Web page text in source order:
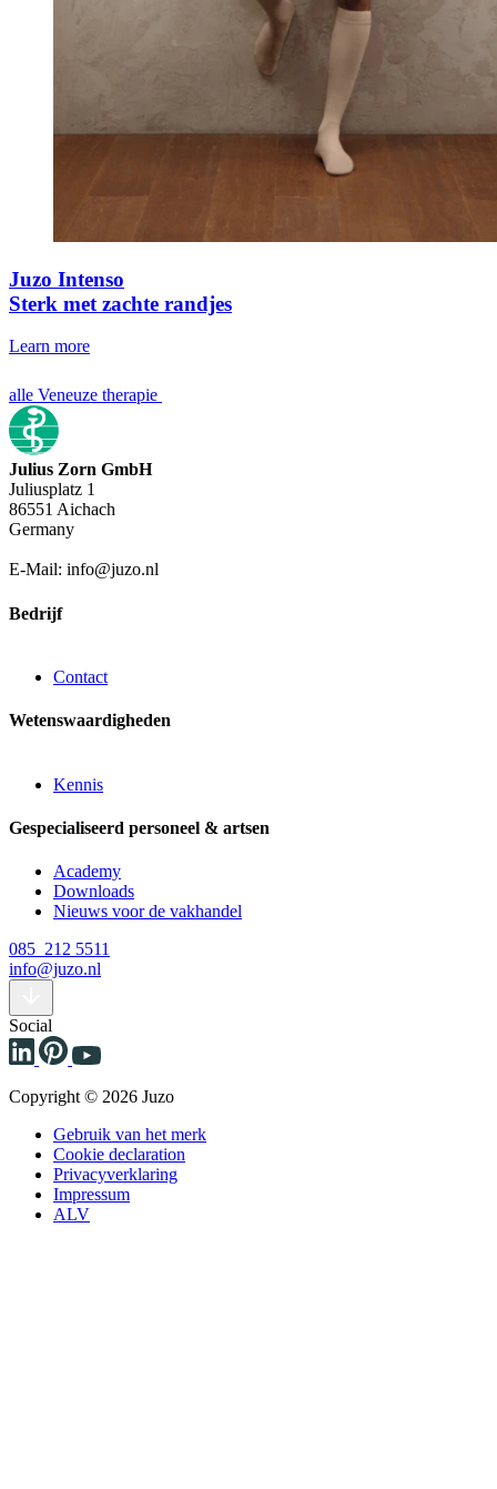
Juzo Intenso
Sterk met zachte randjes
Learn more
alle Veneuze therapie
Julius Zorn GmbH
Juliusplatz 1
86551 Aichach
Germany
E-Mail: info@juzo.nl
Bedrijf
Contact
Wetenswaardigheden
Kennis
Gespecialiseerd personeel & artsen
Academy
Downloads
Nieuws voor de vakhandel
085 212 5511
info@juzo.nl
Social
Copyright © 2026 Juzo
Gebruik van het merk
Cookie declaration
Privacyverklaring
Impressum
ALV